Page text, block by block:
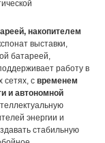
накопителем
выставки,
батареей,
работу в
сетях, с временем
и автономной
энергии и
стабильную